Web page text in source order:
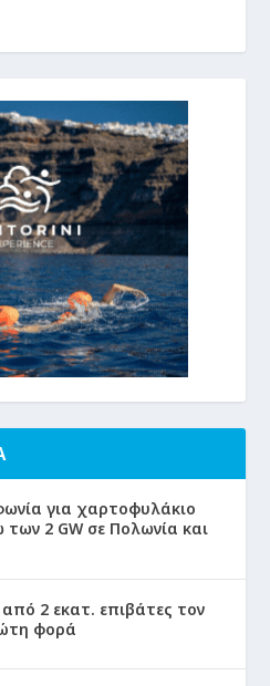
για χαρτοφυλάκιο
2 GW σε Πολωνία και
από 2 εκατ. επιβάτες τον
φορά